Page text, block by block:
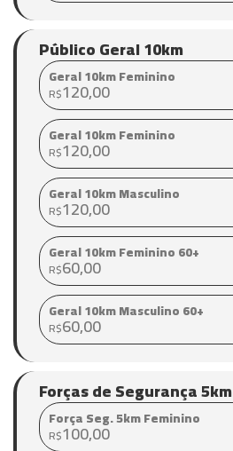
Público Geral 10km
Geral 10km Feminino
R$120,00
Geral 10km Feminino
R$120,00
Geral 10km Masculino
R$120,00
Geral 10km Feminino 60+
R$60,00
Geral 10km Masculino 60+
R$60,00
Forças de Segurança 5km
Força Seg. 5km Feminino
R$100,00